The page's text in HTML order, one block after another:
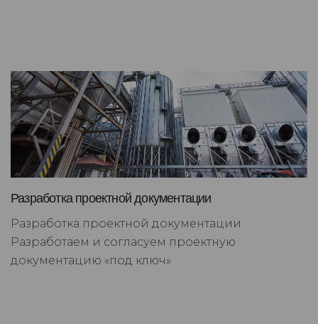
Разработка проектной документации
Разработка проектной документации
Разработаем и согласуем проектную
документацию «под ключ»